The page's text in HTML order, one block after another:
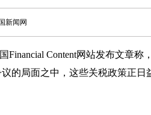
新闻网
Content网站发布文章称
的局面之中，这些关税政策正日